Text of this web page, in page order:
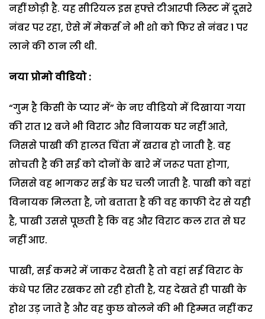
नहीं छोड़ी है. यह सीरियल इस हफ्ते टीआरपी लिस्ट में दूसरे
नंबर पर रहा, ऐसे में मेकर्स ने भी शो को फिर से नंबर 1 पर
लाने की ठान ली थी.
नया प्रोमो वीडियो :
“गुम है किसी के प्यार में” के नए वीडियो में दिखाया गया
की रात 12 बजे भी विराट और विनायक घर नहीं आते,
जिससे पाखी की हालत चिंता में खराब हो जाती है. वह
सोचती है की सई को दोनों के बारे में जरूर पता होगा,
जिससे वह भागकर सई के घर चली जाती है. पाखी को वहां
विनायक मिलता है, जो बताता है की वह काफी देर से यही
है, पाखी उससे पूछती है कि वह और विराट कल रात से घर
नहीं आए.
पाखी, सई कमरे में जाकर देखती है तो वहां सई विराट के
कंधे पर सिर रखकर सो रही होती है, यह देखते ही पाखी के
होश उड़ जाते है और वह कुछ बोलने की भी हिम्मत नहीं कर